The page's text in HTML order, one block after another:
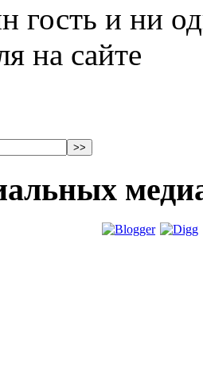
гость и ни
на сайте